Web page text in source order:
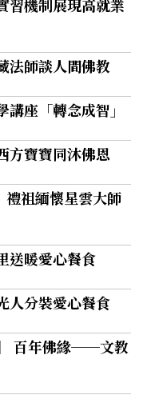
機制展現高就業
師談人間佛教
座「轉念成智」
寶寶同沐佛恩
祖緬懷星雲大師
送暖愛心餐食
分裝愛心餐食
百年佛緣──文教